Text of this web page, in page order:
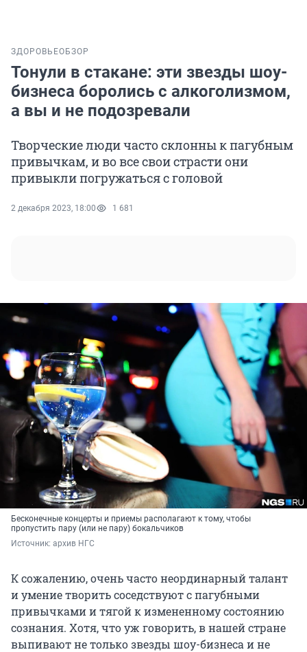
ЗДОРОВЬЕОБЗОР
Тонули в стакане: эти звезды шоу-
бизнеса боролись с алкоголизмом,
а вы и не подозревали
Творческие люди часто склонны к пагубным
привычкам, и во все свои страсти они
привыкли погружаться с головой
2 декабря 2023, 18:00 1 681
Бесконечные концерты и приемы располагают к тому, чтобы
пропустить пару (или не пару) бокальчиков
Источник: архив НГС
К сожалению, очень часто неординарный талант
и умение творить соседствуют с пагубными
привычками и тягой к измененному состоянию
сознания. Хотя, что уж говорить, в нашей стране
выпивают не только звезды шоу-бизнеса и не